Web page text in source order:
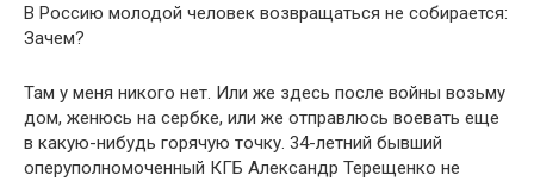
В Россию молодой человек возвращаться не собирается:
Зачем?
Там у меня никого нет. Или же здесь после войны возьму
дом, женюсь на сербке, или же отправлюсь воевать еще
в какую-нибудь горячую точку. 34-летний бывший
оперуполномоченный КГБ Александр Терещенко не